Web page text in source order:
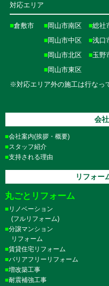
対応エリア
■倉敷市 ■岡山市南区
■岡山市中区
■岡山市北区
■岡山市東区
■総社
■浅口
■玉野
※対応エリア外の施工は行なっ
会
会社案内(挨拶・概要)
スタッフ紹介
支持される理由
リフォー
丸ごとリフォーム
リノベーション
(フルリフォーム)
分譲マンション
リフォーム
賃貸住宅リフォーム
バリアフリーリフォーム
増改築工事
耐震補強工事